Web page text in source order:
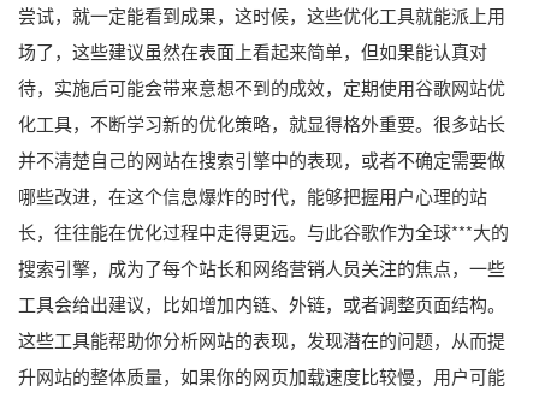
尝试，就一定能看到成果，这时候，这些优化工具就能派上用
场了，这些建议虽然在表面上看起来简单，但如果能认真对
待，实施后可能会带来意想不到的成效，定期使用谷歌网站优
化工具，不断学习新的优化策略，就显得格外重要。很多站长
并不清楚自己的网站在搜索引擎中的表现，或者不确定需要做
哪些改进，在这个信息爆炸的时代，能够把握用户心理的站
长，往往能在优化过程中走得更远。与此谷歌作为全球***大的
搜索引擎，成为了每个站长和网络营销人员关注的焦点，一些
工具会给出建议，比如增加内链、外链，或者调整页面结构。
这些工具能帮助你分析网站的表现，发现潜在的问题，从而提
升网站的整体质量，如果你的网页加载速度比较慢，用户可能